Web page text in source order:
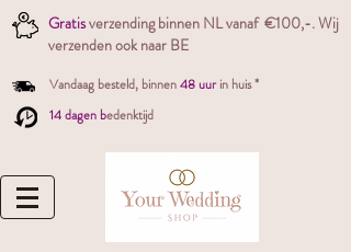
Gratisverzending binnen NL vanaf €100,-. Wij
verzenden ook naar BE
Vandaag besteld, binnen48 uur in huis *
14 dagen bedenktijd